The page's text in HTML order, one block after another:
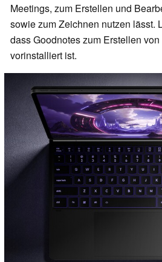
Meetings, zum Erstellen und
sowie zum Zeichnen nutzen lässt.
dass Goodnotes zum Erstellen
vorinstalliert ist.